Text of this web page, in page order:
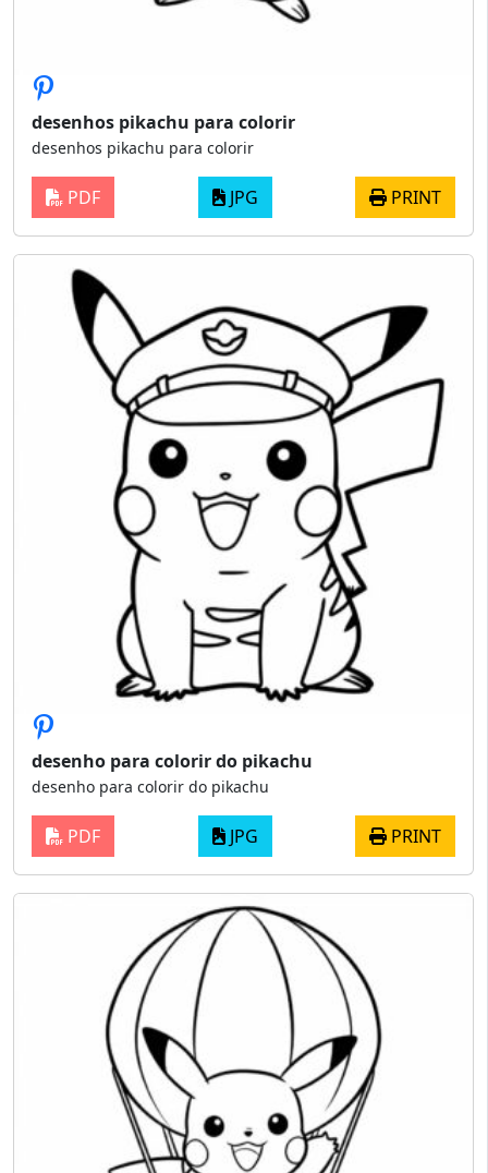
desenhos pikachu para colorir
desenhos pikachu para colorir
PDF JPG PRINT
desenho para colorir do pikachu
desenho para colorir do pikachu
PDF JPG PRINT